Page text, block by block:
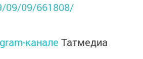
09/09/661808/
канале Татмедиа